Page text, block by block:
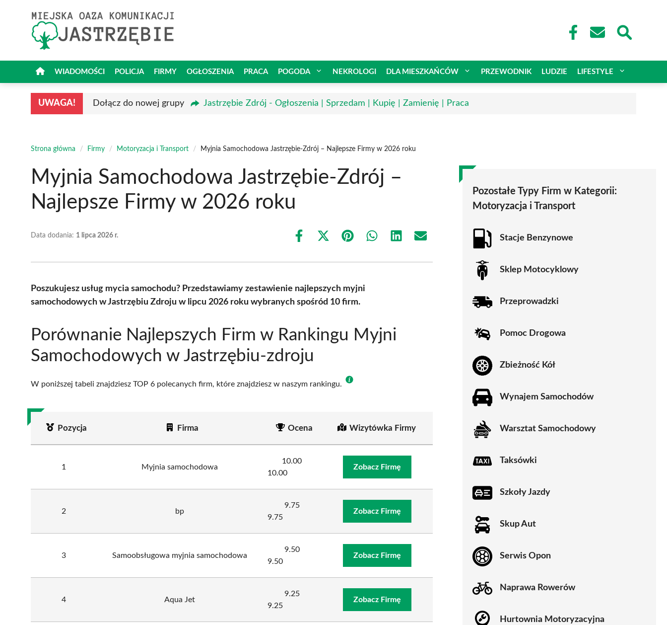
WIADOMOŚCI POLICJA FIRMY OGŁOSZENIA PRACA POGODA NEKROLOGI DLA MIESZKAŃCÓW PRZEWODNIK LUDZIE LIFESTYLE
UWAGA! Dołącz do nowej grupy Jastrzębie Zdrój - Ogłoszenia | Sprzedam | Kupię | Zamienię | Praca
Strona główna / Firmy / Motoryzacja i Transport / Myjnia Samochodowa Jastrzębie-Zdrój – Najlepsze Firmy w 2026 roku
Myjnia Samochodowa Jastrzębie-Zdrój –
Najlepsze Firmy w 2026 roku
Data dodania: 1 lipca 2026 r.
Share
Share
(Twitter)
Share Share Share Share
Poszukujesz usług mycia samochodu? Przedstawiamy zestawienie najlepszych myjni
samochodowych w Jastrzębiu Zdroju w lipcu 2026 roku wybranych spośród 10 firm.
Porównanie Najlepszych Firm w Rankingu Myjni
Samochodowych w Jastrzębiu-zdroju
W poniższej tabeli znajdziesz TOP 6 polecanych firm, które znajdziesz w naszym rankingu.
Pozycja Firma Ocena Wizytówka Firmy
1 Myjnia samochodowa
10.00
10.00
Zobacz Firmę
2 bp
9.75
9.75
Zobacz Firmę
3 Samoobsługowa myjnia samochodowa
9.50
9.50
Zobacz Firmę
4 Aqua Jet
9.25
9.25
Zobacz Firmę
Pozostałe Typy Firm w Kategorii:
Motoryzacja i Transport
Stacje Benzynowe
Sklep Motocyklowy
Przeprowadzki
Pomoc Drogowa
Zbieżność Kół
Wynajem Samochodów
Warsztat Samochodowy
Taksówki
Szkoły Jazdy
Skup Aut
Serwis Opon
Naprawa Rowerów
Hurtownia Motoryzacyjna